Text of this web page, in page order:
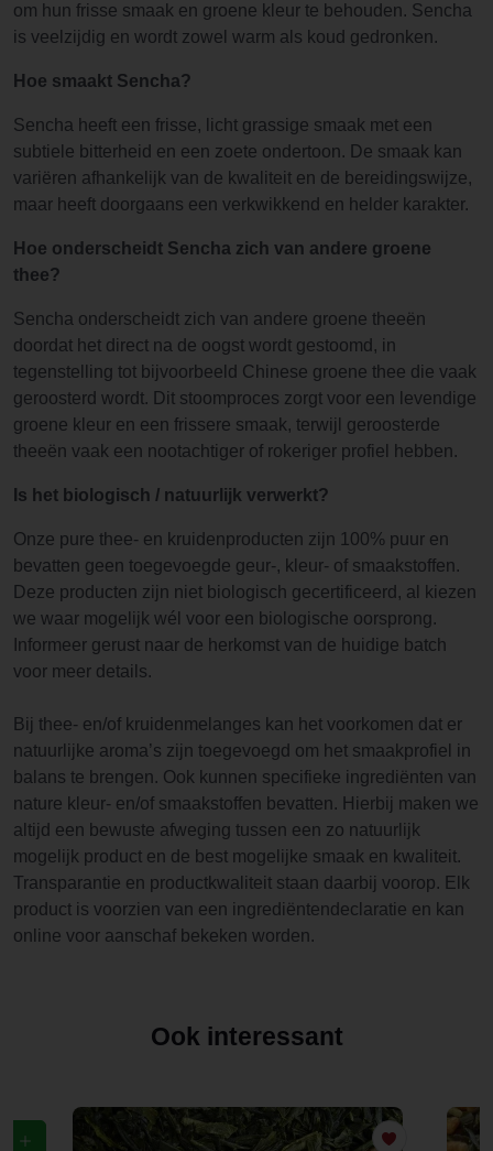
om hun frisse smaak en groene kleur te behouden. Sencha
is veelzijdig en wordt zowel warm als koud gedronken.
Hoe smaakt Sencha?
Sencha heeft een frisse, licht grassige smaak met een
subtiele bitterheid en een zoete ondertoon. De smaak kan
variëren afhankelijk van de kwaliteit en de bereidingswijze,
maar heeft doorgaans een verkwikkend en helder karakter.
Hoe onderscheidt Sencha zich van andere groene
thee?
Sencha onderscheidt zich van andere groene theeën
doordat het direct na de oogst wordt gestoomd, in
tegenstelling tot bijvoorbeeld Chinese groene thee die vaak
geroosterd wordt. Dit stoomproces zorgt voor een levendige
groene kleur en een frissere smaak, terwijl geroosterde
theeën vaak een nootachtiger of rokeriger profiel hebben.
Is het biologisch / natuurlijk verwerkt?
Onze pure thee- en kruidenproducten zijn 100% puur en
bevatten geen toegevoegde geur-, kleur- of smaakstoffen.
Deze producten zijn niet biologisch gecertificeerd, al kiezen
we waar mogelijk wél voor een biologische oorsprong.
Informeer gerust naar de herkomst van de huidige batch
voor meer details.
Bij thee- en/of kruidenmelanges kan het voorkomen dat er
natuurlijke aroma’s zijn toegevoegd om het smaakprofiel in
balans te brengen. Ook kunnen specifieke ingrediënten van
nature kleur- en/of smaakstoffen bevatten. Hierbij maken we
altijd een bewuste afweging tussen een zo natuurlijk
mogelijk product en de best mogelijke smaak en kwaliteit.
Transparantie en productkwaliteit staan daarbij voorop. Elk
product is voorzien van een ingrediëntendeclaratie en kan
online voor aanschaf bekeken worden.
Ook interessant